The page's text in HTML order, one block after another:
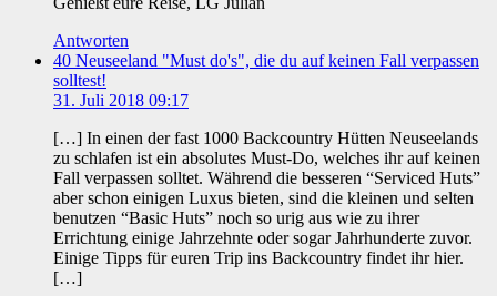
Antworten
40 Neuseeland "Must do's", die du auf keinen Fall verpassen
solltest!
31. Juli 2018 09:17
[…] In einen der fast 1000 Backcountry Hütten Neuseelands
zu schlafen ist ein absolutes Must-Do, welches ihr auf keinen
Fall verpassen solltet. Während die besseren “Serviced Huts”
aber schon einigen Luxus bieten, sind die kleinen und selten
benutzen “Basic Huts” noch so urig aus wie zu ihrer
Errichtung einige Jahrzehnte oder sogar Jahrhunderte zuvor.
Einige Tipps für euren Trip ins Backcountry findet ihr hier.
[…]